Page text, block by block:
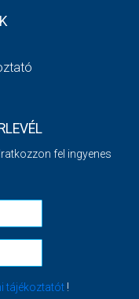
fel ingyenes
tájékoztatót!